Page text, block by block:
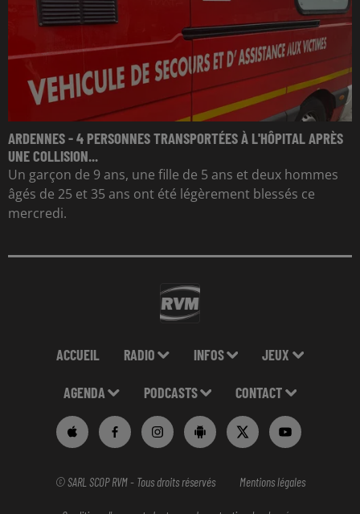
ARDENNES - 4 PERSONNES TRANSPORTÉES À L'HÔPITAL APRÈS
UNE COLLISION...
Un garçon de 9 ans, une fille de 5 ans et deux hommes
âgés de 25 et 35 ans ont été légèrement blessés ce
mercredi.
ACCUEIL RADIO INFOS JEUX
AGENDA PODCASTS CONTACT
© SARL SCOP RVM - Tous droits réservés Mentions légales